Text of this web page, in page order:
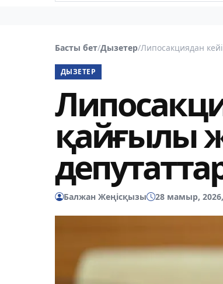
Басты бет/Дызетер/Липосакциядан
ДЫЗЕТЕР
қайғылы
Балжан Жеңісқызы 28 мамыр,